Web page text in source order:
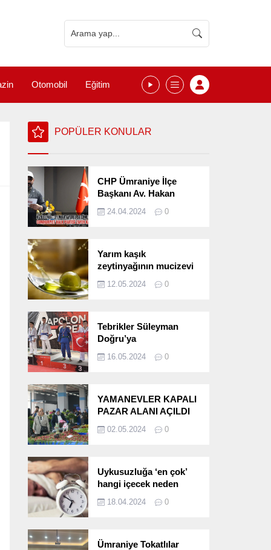
Otomobil Eğitim
POPÜLER KONULAR
CHP Ümraniye İlçe
Başkanı Av. Hakan
Seçimlerini
24.04.2024 0
Yarım kaşık
zeytinyağının mucizevi
12.05.2024 0
Tebrikler Süleyman
Doğru’ya
16.05.2024 0
YAMANEVLER KAPALI
PAZAR ALANI AÇILDI
02.05.2024 0
Uykusuzluğa ‘en çok’
hangi içecek neden
18.04.2024 0
Ümraniye Tokatlılar